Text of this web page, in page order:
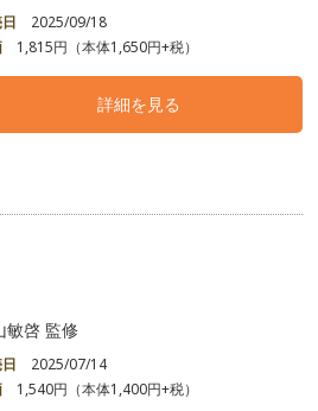
2025/09/18
1,815円（本体1,650円+税）
詳細を見る
敏啓 監修
2025/07/14
1,540円（本体1,400円+税）